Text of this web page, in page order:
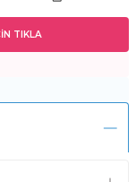
TIKLA